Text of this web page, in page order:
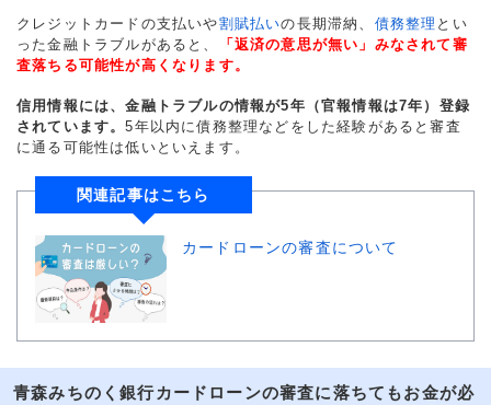
クレジットカードの支払いや割賦払いの長期滞納、 債務整理 とい
った金融トラブルがあると、
「返済の意思が無い」みなされて審
査落ちる可能性が高くなります。
信用情報には、金融トラブルの情報が5年（官報情報は7年）登録
されています。5年以内に債務整理などをした経験があると審査
に通る可能性は低いといえます。
関連記事はこちら
カードローンの審査について
青森みちのく銀行カードローンの審査に落ちてもお金が必